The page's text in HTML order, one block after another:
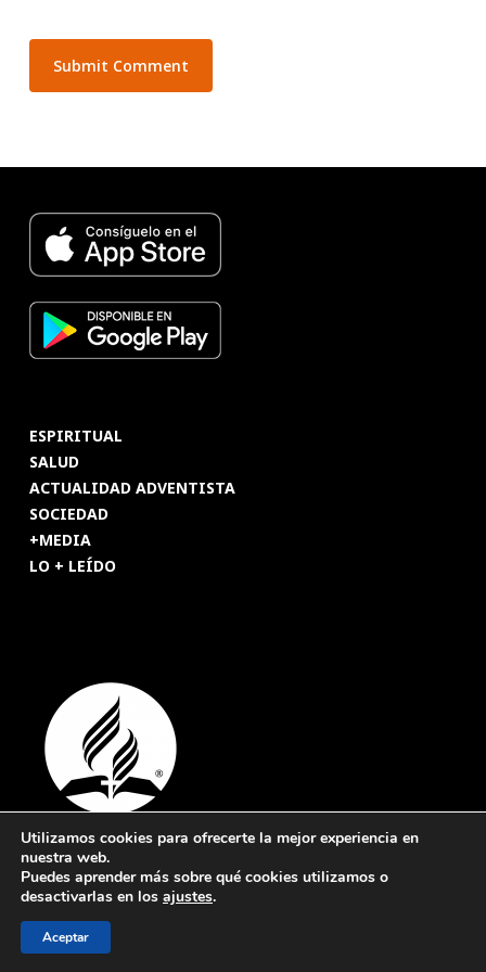
ESPIRITUAL
SALUD
ACTUALIDAD ADVENTISTA
SOCIEDAD
+MEDIA
LO + LEÍDO
© 2026 Revista Adventista de España. UICASDE. Derechos
reservados.
Utilizamos cookies para ofrecerte la mejor experiencia en
nuestra web.
Puedes aprender más sobre qué cookies utilizamos o
desactivarlas en los ajustes.
Aceptar